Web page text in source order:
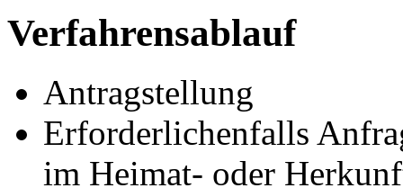
Verfahrensablauf
Antragstellung
Erforderlichenfalls
im Heimat- oder